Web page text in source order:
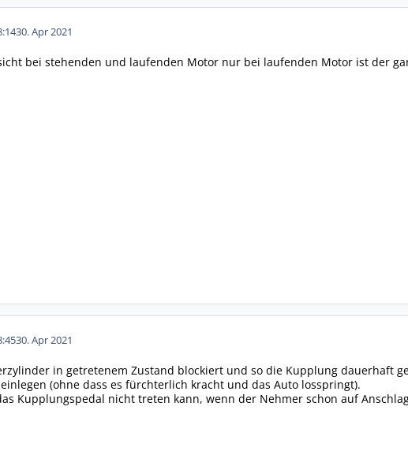
30. Apr 2021
bei stehenden und laufenden Motor nur bei laufenden Motor ist der
30. Apr 2021
in getretenem Zustand blockiert und so die Kupplung dauerhaft
(ohne dass es fürchterlich kracht und das Auto losspringt).
Kupplungspedal nicht treten kann, wenn der Nehmer schon auf